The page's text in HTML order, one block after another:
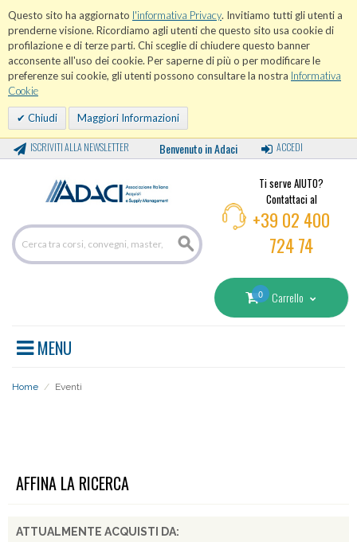
Questo sito ha aggiornato l'informativa Privacy. Invitiamo tutti gli utenti a
prenderne visione. Ricordiamo agli utenti che questo sito usa cookie di
profilazione e di terze parti. Chi sceglie di chiudere questo banner
acconsente all'uso dei cookie. Per saperne di più o per modificare le
preferenze sui cookie, gli utenti possono consultare la nostra Informativa
Cookie
Chiudi Maggiori Informazioni
ISCRIVITI ALLA NEWSLETTER Benvenuto in Adaci ACCEDI
Ti serve AIUTO?
Contattaci al
+39 02 400
724 74
0 Carrello
MENU
Home / Eventi
AFFINA LA RICERCA
ATTUALMENTE ACQUISTI DA: